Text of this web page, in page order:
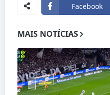
Facebook
MAIS NOTÍCIAS